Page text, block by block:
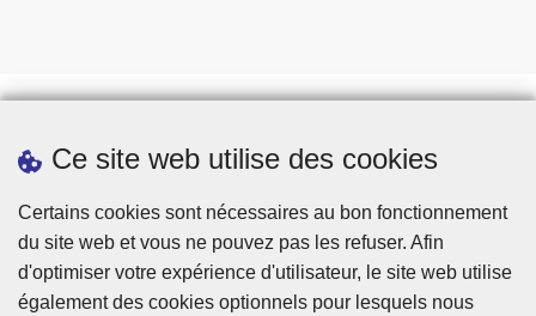
Ce site web utilise des cookies
Certains cookies sont nécessaires au bon fonctionnement
du site web et vous ne pouvez pas les refuser. Afin
d'optimiser votre expérience d'utilisateur, le site web utilise
également des cookies optionnels pour lesquels nous
Téléchargements
Presse